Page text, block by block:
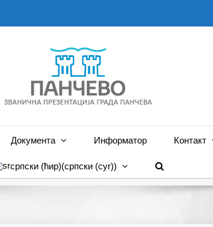
Документа Информатор Контакт
српски (ћир)(српски (cyr))